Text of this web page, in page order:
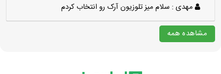
مهدی : سلام میز تلوزیون آرک رو انتخاب کردم
مشاهده همه